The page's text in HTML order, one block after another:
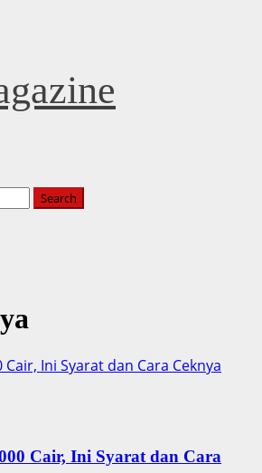
Cair, Ini Syarat dan Cara Ceknya
Cair, Ini Syarat dan Cara